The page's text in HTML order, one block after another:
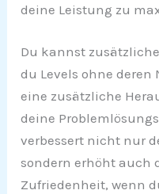
deine Leistung zu
Du kannst
du Levels ohne
eine zusätzliche
deine
verbessert nicht nur
sondern erhöht auch
Zufriedenheit, wenn